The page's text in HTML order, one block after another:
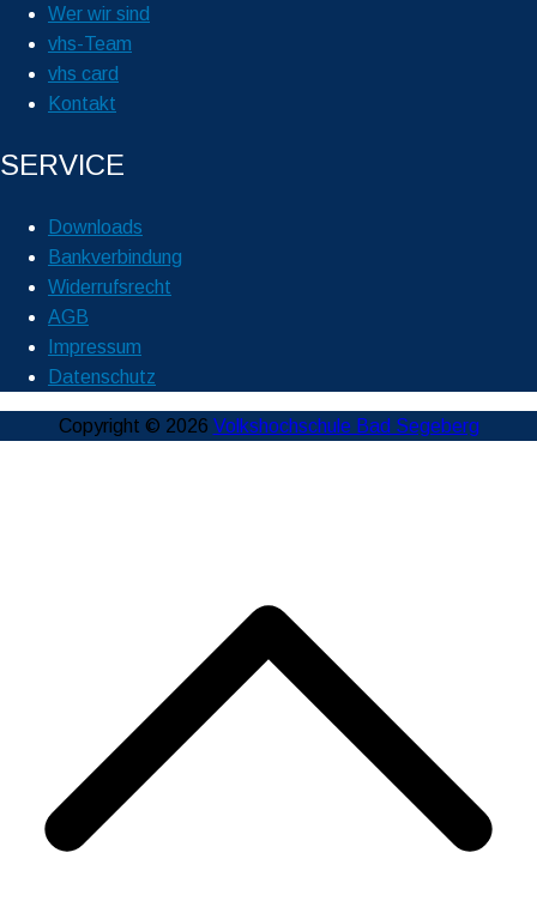
Wer wir sind
vhs-Team
vhs card
Kontakt
SERVICE
Downloads
Bankverbindung
Widerrufsrecht
AGB
Impressum
Datenschutz
Copyright © 2026 Volkshochschule Bad Segeberg